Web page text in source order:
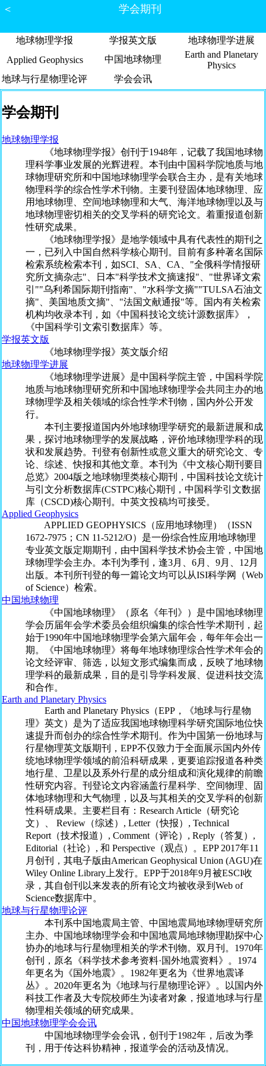
＜ 学会期刊
地球物理学报 学报英文版
地球物理学进展
Applied Geophysics
中国地球物理
Earth and Planetary
Physics
地球与行星物理论评
学会会讯
学会期刊
地球物理学报
《地球物理学报》创刊于1948年，记载了我国地球物
理科学事业发展的光辉进程。本刊由中国科学院地质与地
球物理研究所和中国地球物理学会联合主办，是有关地球
物理科学的综合性学术刊物。主要刊登固体地球物理、应
用地球物理、空间地球物理和大气、海洋地球物理以及与
地球物理密切相关的交叉学科的研究论文。着重报道创新
性研究成果。
《地球物理学报》是地学领域中具有代表性的期刊之
一，已列入中国自然科学核心期刊。目前有多种著名国际
检索系统检索本刊，如SCI、SA、CA、"全俄科学情报研
究所文摘杂志"、日本"科学技术文摘速报"、"世界译文索
引""乌利希国际期刊指南"、"水科学文摘""TULSA石油文
摘"、美国地质文摘"、"法国文献通报"等。国内有关检索
机构均收录本刊，如《中国科技论文统计源数据库》，
《中国科学引文索引数据库》等。
学报英文版
《地球物理学报》英文版介绍
地球物理学进展
《地球物理学进展》是中国科学院主管，中国科学院
地质与地球物理研究所和中国地球物理学会共同主办的地
球物理学及相关领域的综合性学术刊物，国内外公开发
行。
本刊主要报道国内外地球物理学研究的最新进展和成
果，探讨地球物理学的发展战略，评价地球物理学科的现
状和发展趋势。刊登有创新性或意义重大的研究论文、专
论、综述、快报和其他文章。本刊为《中文核心期刊要目
总览》2004版之地球物理类核心期刊，中国科技论文统计
与引文分析数据库(CSTPC)核心期刊，中国科学引文数据
库（CSCD)核心期刊。中英文投稿均可接受。
Applied Geophysics
APPLIED GEOPHYSICS（应用地球物理）（ISSN
1672-7975；CN 11-5212/O）是一份综合性应用地球物理
专业英文版定期期刊，由中国科学技术协会主管，中国地
球物理学会主办。本刊为季刊，逢3月、6月、9月、12月
出版。本刊所刊登的每一篇论文均可以从ISI科学网（Web
of Science）检索。
中国地球物理
《中国地球物理》（原名《年刊》）是中国地球物理
学会历届年会学术委员会组织编集的综合性学术期刊，起
始于1990年中国地球物理学会第六届年会，每年年会出一
期。《中国地球物理》将每年地球物理综合性学术年会的
论文经评审、筛选，以短文形式编集而成，反映了地球物
理学科的最新成果，目的是引导学科发展、促进科技交流
和合作。
Earth and Planetary Physics
Earth and Planetary Physics（EPP，《地球与行星物
理》英文）是为了适应我国地球物理科学研究国际地位快
速提升而创办的综合性学术期刊。作为中国第一份地球与
行星物理英文版期刊，EPP不仅致力于全面展示国内外传
统地球物理学领域的前沿科研成果，更要追踪报道各种类
地行星、卫星以及系外行星的成分组成和演化规律的前瞻
性研究内容。刊登论文内容涵盖行星科学、空间物理、固
体地球物理和大气物理，以及与其相关的交叉学科的创新
性科研成果。主要栏目有：Research Article（研究论
文）、 Review（综述）, Letter（快报）, Technical
Report（技术报道）, Comment（评论）, Reply（答复）,
Editorial（社论）, 和 Perspective（观点）。EPP 2017年11
月创刊，其电子版由American Geophysical Union (AGU)在
Wiley Online Library上发行。EPP于2018年9月被ESCI收
录，其自创刊以来发表的所有论文均被收录到Web of
Science数据库中。
地球与行星物理论评
本刊系中国地震局主管、中国地震局地球物理研究所
主办、中国地球物理学会和中国地震局地球物理勘探中心
协办的地球与行星物理相关的学术刊物。双月刊。1970年
创刊，原名《科学技术参考资料·国外地震资料》。1974
年更名为《国外地震》。1982年更名为《世界地震译
丛》。2020年更名为《地球与行星物理论评》。以国内外
科技工作者及大专院校师生为读者对象，报道地球与行星
物理相关领域的研究成果。
中国地球物理学会会讯
中国地球物理学会会讯，创刊于1982年，后改为季
刊，用于传达科协精神，报道学会的活动及情况。